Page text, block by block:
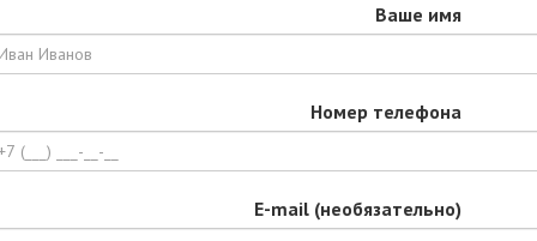
Ваше имя
Номер телефона
E-mail (необязательно)